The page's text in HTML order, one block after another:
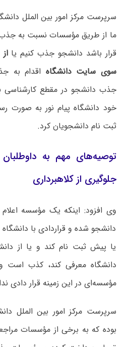
سرپرست مرکز امور بین الملل
ما از طریق مؤسسات نسبت به جذب
قرار باشد دانشجو جذب کنیم یا
سوی سایت دانشگاه اقدام به
جذب دانشجو در مقطع کارشناسی
خود دانشگاه پیام نور به صورت
ثبت نام دانشجویان کرد.
توصیه‌های مهم به داوطلبان
جلوگیری از کلاهبرداری
وی افزود: اینکه یک مؤسسه
دانشجو شده و قراردادی با
یا پیش ثبت نام کند و یا از
دانشگاه معرفی کند، کذب است
مؤسسه‌ای در این زمینه قرار دادی
سرپرست مرکز امور بین الملل